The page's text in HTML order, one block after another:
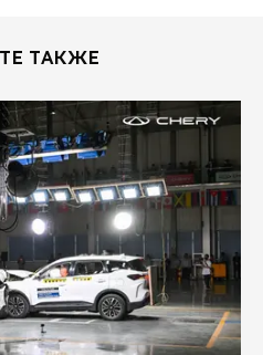
ТАКЖЕ